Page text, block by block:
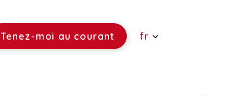
Tenez-moi au courant fr